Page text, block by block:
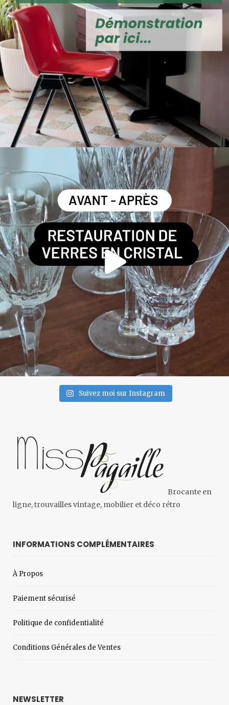
Suivez moi sur Instagram
Brocante en
ligne, trouvailles vintage, mobilier et déco rétro
INFORMATIONS COMPLÉMENTAIRES
À Propos
Paiement sécurisé
Politique de confidentialité
Conditions Générales de Ventes
NEWSLETTER